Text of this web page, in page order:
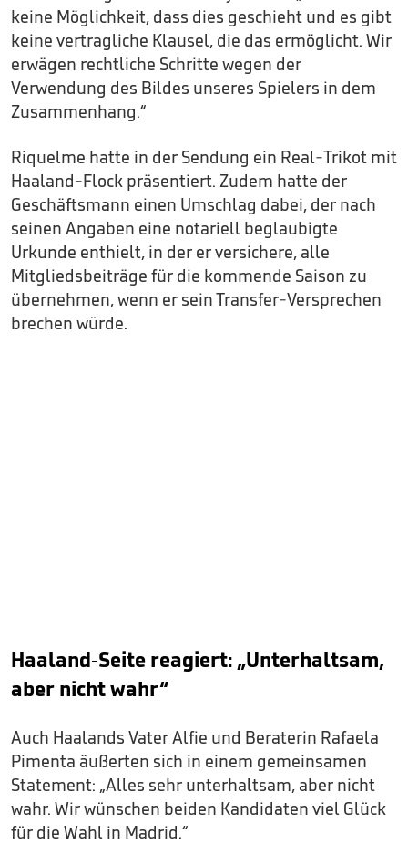
keine Möglichkeit, dass dies geschieht und es gibt
keine vertragliche Klausel, die das ermöglicht. Wir
erwägen rechtliche Schritte wegen der
Verwendung des Bildes unseres Spielers in dem
Zusammenhang.“
Riquelme hatte in der Sendung ein Real-Trikot mit
Haaland-Flock präsentiert. Zudem hatte der
Geschäftsmann einen Umschlag dabei, der nach
seinen Angaben eine notariell beglaubigte
Urkunde enthielt, in der er versichere, alle
Mitgliedsbeiträge für die kommende Saison zu
übernehmen, wenn er sein Transfer-Versprechen
brechen würde.
Haaland-Seite reagiert: „Unterhaltsam,
aber nicht wahr“
Auch Haalands Vater Alfie und Beraterin Rafaela
Pimenta äußerten sich in einem gemeinsamen
Statement: „Alles sehr unterhaltsam, aber nicht
wahr. Wir wünschen beiden Kandidaten viel Glück
für die Wahl in Madrid.“